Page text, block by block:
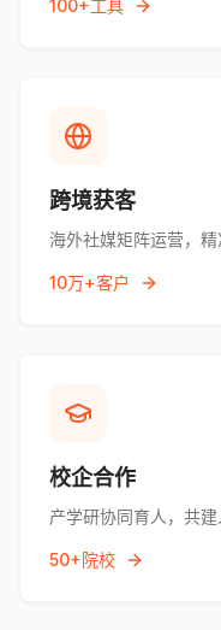
100+工具
跨境获客
海外社媒矩阵运营，
10万+客户
校企合作
产学研协同育人，共
50+院校